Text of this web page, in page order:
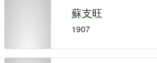
蘇支旺
1907